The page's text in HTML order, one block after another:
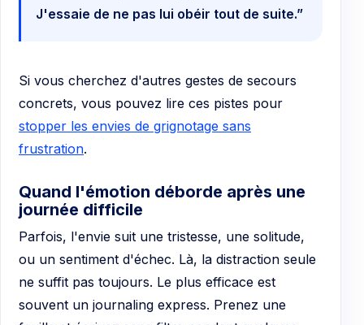
J'essaie de ne pas lui obéir tout de suite.”
Si vous cherchez d'autres gestes de secours
concrets, vous pouvez lire ces pistes pour
stopper les envies de grignotage sans
frustration.
Quand l'émotion déborde après une
journée difficile
Parfois, l'envie suit une tristesse, une solitude,
ou un sentiment d'échec. Là, la distraction seule
ne suffit pas toujours. Le plus efficace est
souvent un journaling express. Prenez une